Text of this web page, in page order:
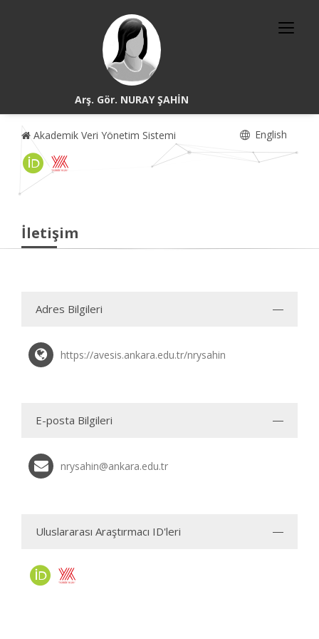
Arş. Gör. NURAY ŞAHİN
Akademik Veri Yönetim Sistemi English
İletişim
Adres Bilgileri
https://avesis.ankara.edu.tr/nrysahin
E-posta Bilgileri
nrysahin@ankara.edu.tr
Uluslararası Araştırmacı ID'leri